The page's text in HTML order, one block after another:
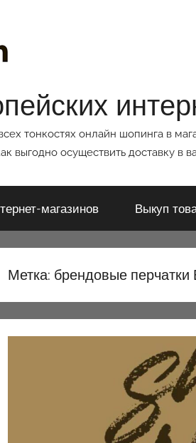
тонкостях онлайн шопинга в
выгодно осуществить доставку в
магазинов Выкуп
Метка: брендовые перчатки